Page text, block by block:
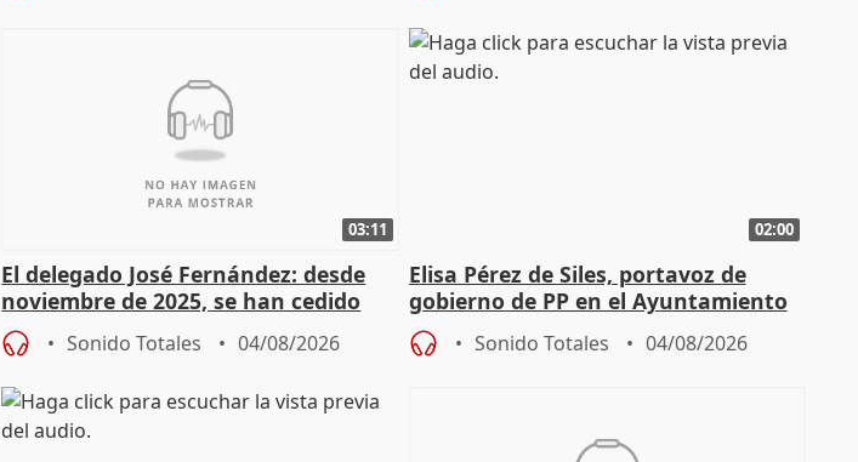
03:11
El delegado José Fernández: desde
noviembre de 2025, se han cedido
9.810 ayudas por nacimiento
Sonido Totales 04/08/2026
02:00
Elisa Pérez de Siles, portavoz de
gobierno de PP en el Ayuntamiento
de Málaga, deja la política
Sonido Totales 04/08/2026